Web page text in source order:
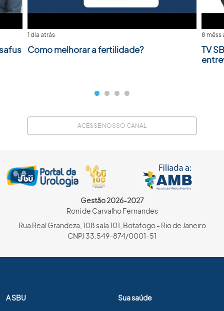
1 dia atrás
Como melhorar a fertilidade?
8 mêss
TV
ACESSE NOSSO CANAL
Gestão 2026-2027
Roni de Carvalho Fernandes
Rua Real Grandeza, 108 sala 101, Botafogo - Rio de Janeiro
CNPJ 33.549-874/0001-51
A SBU Sua saúde